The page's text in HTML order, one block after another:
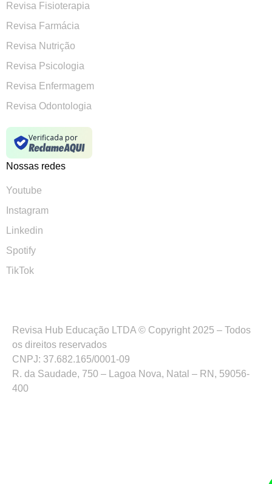
Revisa Fisioterapia
Revisa Farmácia
Revisa Nutrição
Revisa Psicologia
Revisa Enfermagem
Revisa Odontologia
Nossas redes
Verificada por
Youtube
Instagram
Linkedin
Spotify
TikTok
Revisa Hub Educação LTDA © Copyright 2025 – Todos
os direitos reservados
CNPJ: 37.682.165/0001-09
R. da Saudade, 750 – Lagoa Nova, Natal – RN, 59056-
400